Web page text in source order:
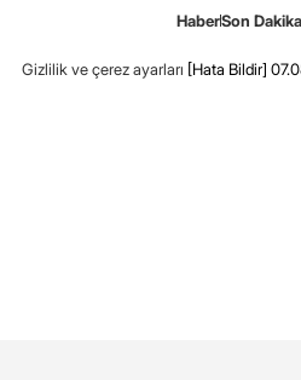
HaberSon Dakika
Gizlilik ve çerez ayarları [Hata Bildir]